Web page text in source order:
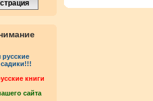
русские
книги
сайта